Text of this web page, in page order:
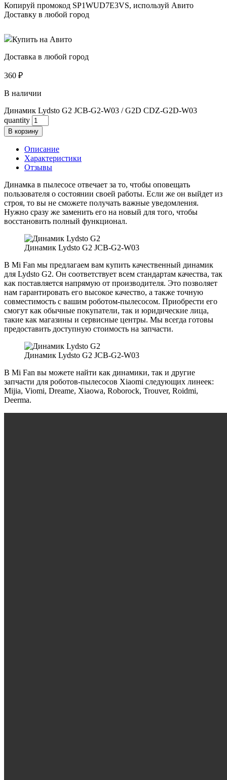
Копируй промокод SP1WUD7E3VS, используй Авито
Доставку в любой город
Купить на Авито
Доставка в любой город
360 ₽
В наличии
Динамик Lydsto G2 JCB-G2-W03 / G2D CDZ-G2D-W03
quantity
В корзину
Описание
Характеристики
Отзывы
Динамка в пылесосе отвечает за то, чтобы оповещать
пользователя о состоянии своей работы. Если же он выйдет из
строя, то вы не сможете получать важные уведомления.
Нужно сразу же заменить его на новый для того, чтобы
восстановить полный функционал.
Динамик Lydsto G2 JCB-G2-W03
В Mi Fan мы предлагаем вам купить качественный динамик
для Lydsto G2. Он соответствует всем стандартам качества, так
как поставляется напрямую от производителя. Это позволяет
нам гарантировать его высокое качество, а также точную
совместимость с вашим роботом-пылесосом. Приобрести его
смогут как обычные покупатели, так и юридические лица,
такие как магазины и сервисные центры. Мы всегда готовы
предоставить доступную стоимость на запчасти.
Динамик Lydsto G2 JCB-G2-W03
В Mi Fan вы можете найти как динамики, так и другие
запчасти для роботов-пылесосов Xiaomi следующих линеек:
Mijia, Viomi, Dreame, Xiaowa, Roborock, Trouver, Roidmi,
Deerma.